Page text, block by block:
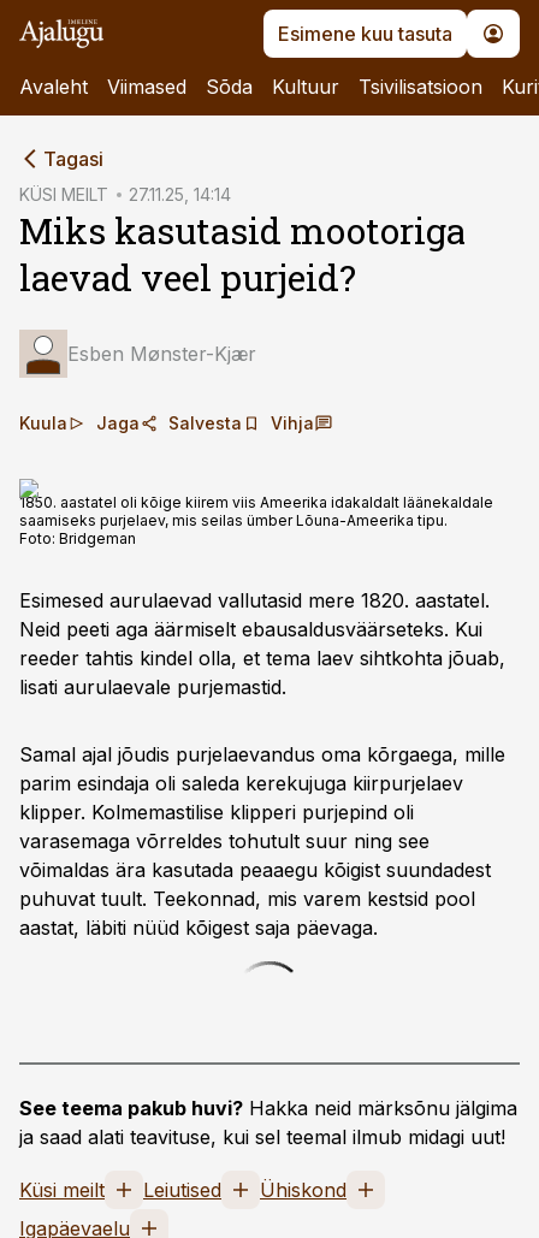
Esimene kuu tasuta
Avaleht Viimased Sõda Kultuur Tsivilisatsioon
Tagasi
KÜSI MEILT 27.11.25, 14:14
Miks kasutasid mootoriga
laevad veel purjeid?
Esben Mønster-Kjær
Kuula Jaga Salvesta Vihja
1850. aastatel oli kõige kiirem viis Ameerika idakaldalt läänekaldale
saamiseks purjelaev, mis seilas ümber Lõuna-Ameerika tipu.
Foto: Bridgeman
Esimesed aurulaevad vallutasid mere 1820. aastatel.
Neid peeti aga äärmiselt ebausaldusväärseteks. Kui
reeder tahtis kindel olla, et tema laev sihtkohta jõuab,
lisati aurulaevale purje­mastid.
Samal ajal jõudis purjelaevandus oma kõrgaega, mille
parim esindaja oli saleda kerekujuga kiirpurjelaev
klipper. Kolmemastilise klipperi purjepind oli
varasemaga ­võrreldes tohutult suur ning see
võimaldas ära kasutada peaaegu kõigist suundadest
puhuvat tuult. Teekonnad, mis varem kestsid pool
aastat, läbiti nüüd kõigest saja päevaga.
See teema pakub huvi? Hakka neid märksõnu jälgima
ja saad alati teavituse, kui sel teemal ilmub midagi uut!
Küsi meilt Leiutised
Ühiskond
Igapäevaelu